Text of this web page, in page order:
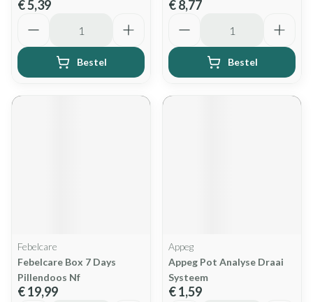
€ 5,39
Bestel
€ 8,77
Bestel
Febelcare
Febelcare Box 7 Days
Pillendoos Nf
€ 19,99
Appeg
Appeg Pot Analyse Draai
Systeem
€ 1,59